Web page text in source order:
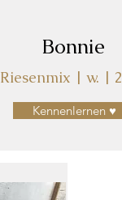
Bonnie
Riesenmix | w. |
Kennenlernen ♥